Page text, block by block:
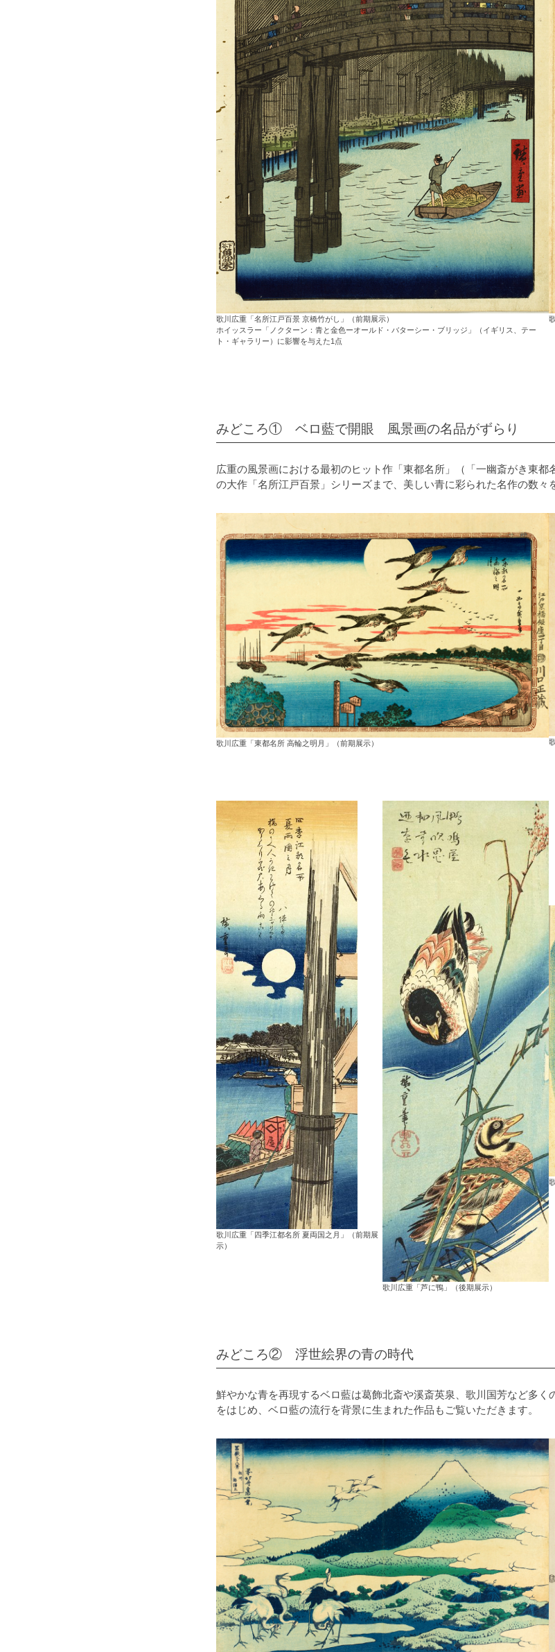
歌川広重「名所江戸百景 京橋竹がし」（前期展示）
ホイッスラー「ノクターン：青と金色ーオールド・バターシー・ブリッジ」（イギリス、テー
ト・ギャラリー）に影響を与えた1点
みどころ① ベロ藍で開眼 風景画の名品がずらり
広重の風景画における最初のヒット作「東都名所」（「一幽斎がき東
の大作「名所江戸百景」シリーズまで、美しい青に彩られた名作の数々
歌川広重「東都名所 高輪之明月」（前期展示）
歌川広重「四季江都名所 夏両国之月」（前期展
示）
歌川広重「芦に鴨」（後期展示）
みどころ② 浮世絵界の青の時代
鮮やかな青を再現するベロ藍は葛飾北斎や溪斎英泉、歌川国芳など多
をはじめ、ベロ藍の流行を背景に生まれた作品もご覧いただきます。